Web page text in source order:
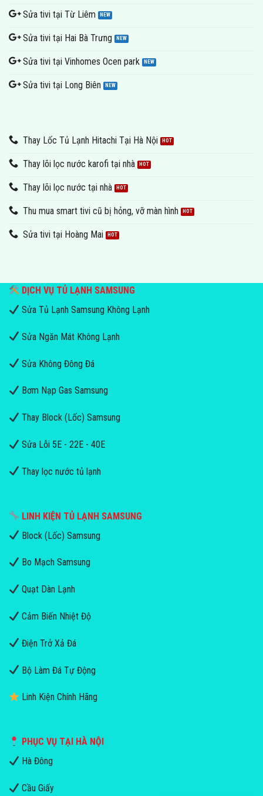
Sửa tivi tại Từ Liêm
Sửa tivi tại Hai Bà Trưng
Sửa tivi tại Vinhomes Ocen park
Sửa tivi tại Long Biên
Thay Lốc Tủ Lạnh Hitachi Tại Hà Nội
Thay lõi lọc nước karofi tại nhà
Thay lõi lọc nước tại nhà
Thu mua smart tivi cũ bị hỏng, vỡ màn hình
Sửa tivi tại Hoàng Mai
DỊCH VỤ TỦ LẠNH SAMSUNG
Sửa Tủ Lạnh Samsung Không Lạnh
Sửa Ngăn Mát Không Lạnh
Sửa Không Đông Đá
Bơm Nạp Gas Samsung
Thay Block (Lốc) Samsung
Sửa Lỗi 5E - 22E - 40E
Thay lọc nước tủ lạnh
LINH KIỆN TỦ LẠNH SAMSUNG
Block (Lốc) Samsung
Bo Mạch Samsung
Quạt Dàn Lạnh
Cảm Biến Nhiệt Độ
Điện Trở Xả Đá
Bộ Làm Đá Tự Động
Linh Kiện Chính Hãng
PHỤC VỤ TẠI HÀ NỘI
Hà Đông
Cầu Giấy